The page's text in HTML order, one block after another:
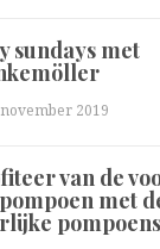
sundays met
2019
van de
met